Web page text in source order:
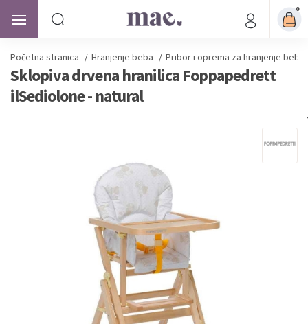
0
Početna stranica / Hranjenje beba / Pribor i oprema za hranjenje beba
Sklopiva drvena hranilica Foppapedrett
ilSediolone - natural